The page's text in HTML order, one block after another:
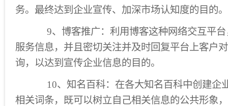
务。最终达到企业宣传、加深市场认知度的目的。
9、博客推广：利用博客这种网络交互平台
服务信息，并且密切关注并及时回复平台上客户
询，以达到宣传企业信息的目的。
10、知名百科：在各大知名百科中创建企
相关词条，既可以树立自己相关信息的公共形象